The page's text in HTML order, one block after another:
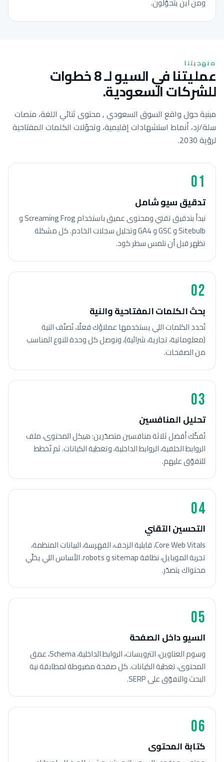
منهجيتنا
عمليتنا في السيو لـ 8 خطوات
للشركات السعودية.
مبنية حول واقع السوق السعودي , محتوى ثنائي اللغة، منصات
سلة/زد، أنماط استشهادات إقليمية، وتحوّلات الكلمات المفتاحية
لرؤية 2030.
01
تدقيق سيو شامل
نبدأ بتدقيق تقني ومحتوى عميق باستخدام Screaming Frog و
Sitebulb و GSC و GA4 وتحليل سجلات الخادم. كل مشكلة
تظهر قبل أن نلمس سطر كود.
02
بحث الكلمات المفتاحية والنية
نُحدد الكلمات اللي يستخدمها عملاؤك فعلًا، نُصنّف النية
(معلوماتية، تجارية، شرائية)، ونوصل كل وحدة للنوع المناسب
من الصفحات.
03
تحليل المنافسين
نُفكّك أفضل ثلاثة منافسين متصدّرين: هيكل المحتوى، ملف
الروابط الخلفية، الروابط الداخلية، وتغطية الكيانات. ثم نُخطط
للتفوّق عليهم.
04
التحسين التقني
Core Web Vitals، قابلية الزحف، الفهرسة، البيانات المنظمة،
تجربة الموبايل، نظافة sitemap و robots. الأساس اللي يخلّي
محتواك يتصدّر.
05
السيو داخل الصفحة
وسوم العناوين، الترويسات، الروابط الداخلية، Schema، عمق
المحتوى، تغطية الكيانات. كل صفحة مضبوطة لمطابقة نية
البحث والتفوّق على SERP.
06
كتابة المحتوى